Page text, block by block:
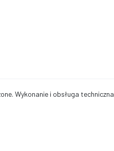
Wykonanie i obsługa techniczna